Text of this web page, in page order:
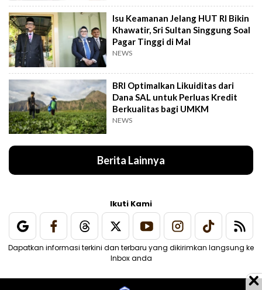
Isu Keamanan Jelang HUT RI Bikin
Khawatir, Sri Sultan Singgung Soal
Pagar Tinggi di Mal
NEWS
BRI Optimalkan Likuiditas dari
Dana SAL untuk Perluas Kredit
Berkualitas bagi UMKM
NEWS
Berita Lainnya
Ikuti Kami
Dapatkan informasi terkini dan terbaru yang dikirimkan langsung ke
Inbox anda